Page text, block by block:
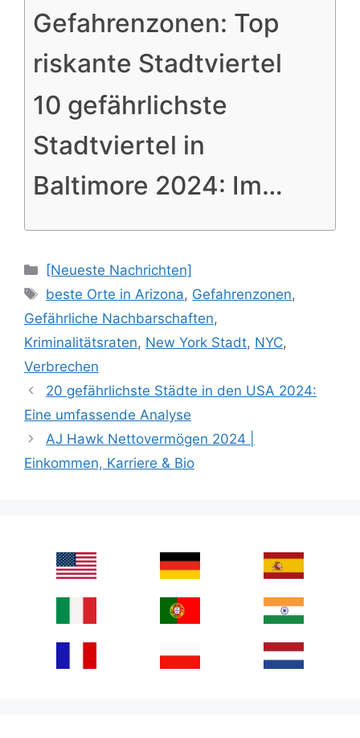
Gefahrenzonen: Top
riskante Stadtviertel
10 gefährlichste
Stadtviertel in
Baltimore 2024: Im…
Categories
[Neueste Nachrichten]
Tags
beste Orte in Arizona, Gefahrenzonen,
Gefährliche Nachbarschaften,
Kriminalitätsraten, New York Stadt, NYC,
Verbrechen
20 gefährlichste Städte in den USA 2024:
Eine umfassende Analyse
AJ Hawk Nettovermögen 2024 |
Einkommen, Karriere & Bio